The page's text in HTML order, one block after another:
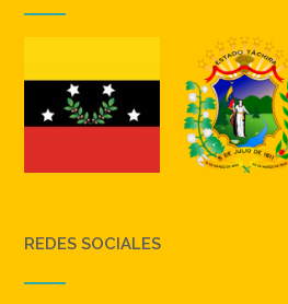
REDES SOCIALES